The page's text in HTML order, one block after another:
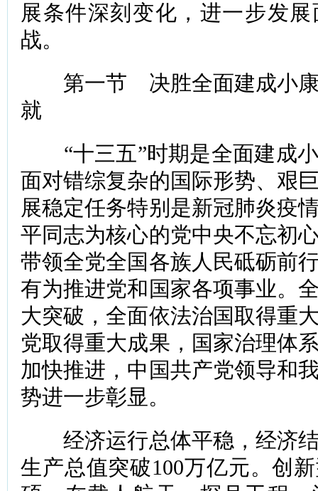
展条件深刻变化，进一步发
战。
第一节 决胜全面建成小康
就
“十三五”时期是全面建成小
面对错综复杂的国际形势、艰
展稳定任务特别是新冠肺炎疫
平同志为核心的党中央不忘初
带领全党全国各族人民砥砺前
有为推进党和国家各项事业。
大突破，全面依法治国取得重
党取得重大成果，国家治理体
加快推进，中国共产党领导和
势进一步彰显。
经济运行总体平稳，经济结
生产总值突破100万亿元。创